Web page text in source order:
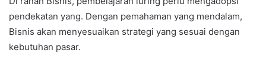
pendekatan yang. Dengan pemahaman yang mendalam,
Bisnis akan menyesuaikan strategi yang sesuai dengan
kebutuhan pasar.